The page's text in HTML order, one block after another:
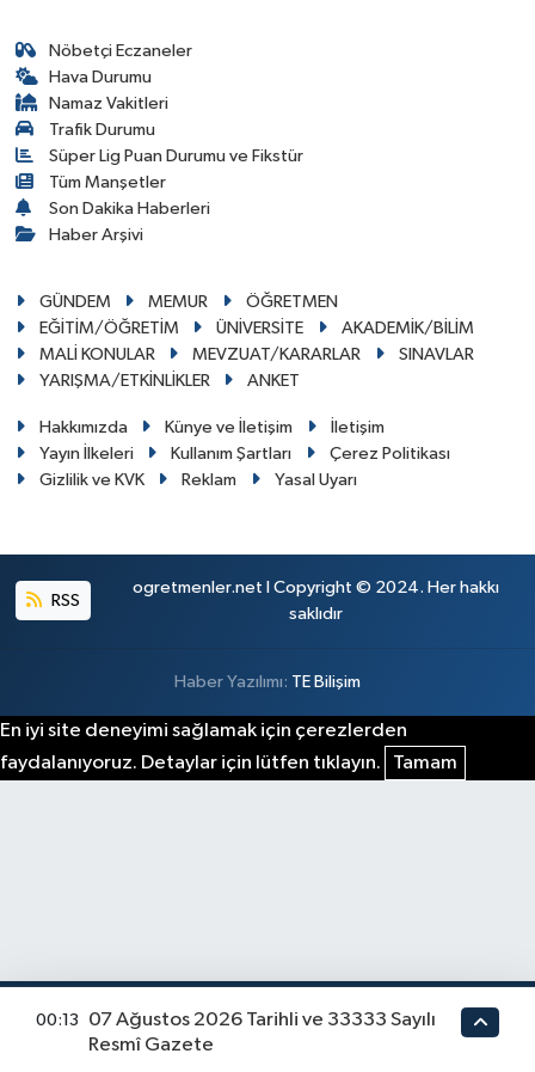
Nöbetçi Eczaneler
Hava Durumu
Namaz Vakitleri
Trafik Durumu
Süper Lig Puan Durumu ve Fikstür
Tüm Manşetler
Son Dakika Haberleri
Haber Arşivi
GÜNDEM MEMUR
ÖĞRETMEN
EĞİTİM/ÖĞRETİM
ÜNİVERSİTE
AKADEMİK/BİLİM
MALİ KONULAR
MEVZUAT/KARARLAR
SINAVLAR
YARIŞMA/ETKİNLİKLER
ANKET
Hakkımızda Künye ve İletişim
İletişim
Yayın İlkeleri
Kullanım Şartları
Çerez Politikası
Gizlilik ve KVK
Reklam Yasal Uyarı
RSS
ogretmenler.net I Copyright © 2024. Her hakkı
saklıdır
Haber Yazılımı: TE Bilişim
En iyi site deneyimi sağlamak için çerezlerden
faydalanıyoruz. Detaylar için lütfen tıklayın.
Tamam
00:13
07 Ağustos 2026 Tarihli ve 33333 Sayılı
Resmî Gazete